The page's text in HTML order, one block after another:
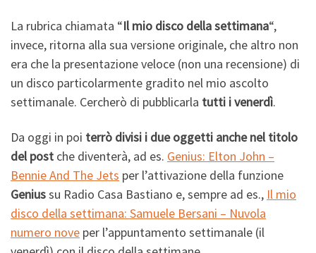
La rubrica chiamata “Il mio disco della settimana“,
invece, ritorna alla sua versione originale, che altro non
era che la presentazione veloce (non una recensione) di
un disco particolarmente gradito nel mio ascolto
settimanale. Cercherò di pubblicarla tutti i venerdì.
Da oggi in poi terrò divisi i due oggetti anche nel titolo
del post che diventerà, ad es. Genius: Elton John –
Bennie And The Jets per l’attivazione della funzione
Geniussu Radio Casa Bastiano e, sempre ad es., Il mio
disco della settimana: Samuele Bersani – Nuvola
numero nove per l’appuntamento settimanale (il